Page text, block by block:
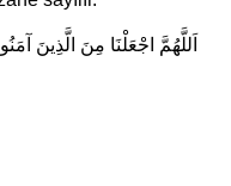
اَللَّهُمَّ اجْعَلْنَا مِنَ الَّذِينَ